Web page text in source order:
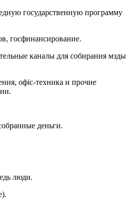
государственную программу
госфинансирование.
каналы для собирания мзды
офіс-техника и прочие
деньги.
люди.